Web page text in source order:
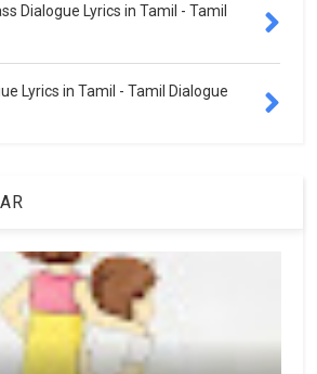
Dialogue Lyrics in Tamil - Tamil
Lyrics in Tamil - Tamil Dialogue